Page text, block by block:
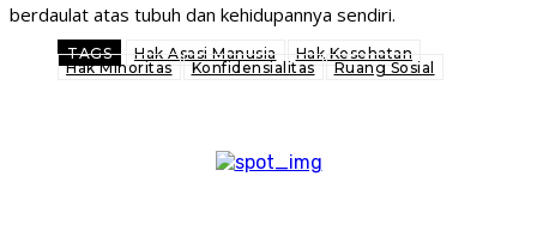
berdaulat atas tubuh dan kehidupannya sendiri.
TAGS Hak Asasi Manusia
Hak Kesehatan
Hak Minoritas
Konfidensialitas Ruang Sosial